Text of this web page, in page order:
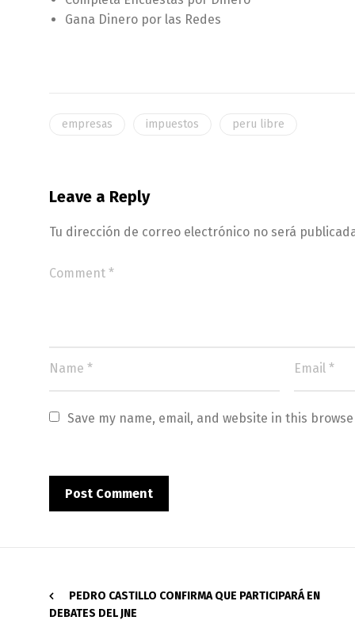
Gana Dinero por las Redes
empresas impuestos peru libre
Leave a Reply
Tu dirección de correo electrónico no será
Save my name, email, and website in this
PEDRO CASTILLO CONFIRMA QUE PARTICIPARÁ EN
DEBATES DEL JNE